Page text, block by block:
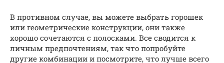
В противном случае, вы можете выбрать горошек
или геометрические конструкции, они также
хорошо сочетаются с полосками. Все сводится к
личным предпочтениям, так что попробуйте
другие комбинации и посмотрите, что лучше всего